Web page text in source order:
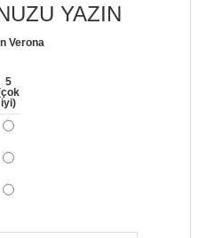
YAZIN
Verona
5
iyi)